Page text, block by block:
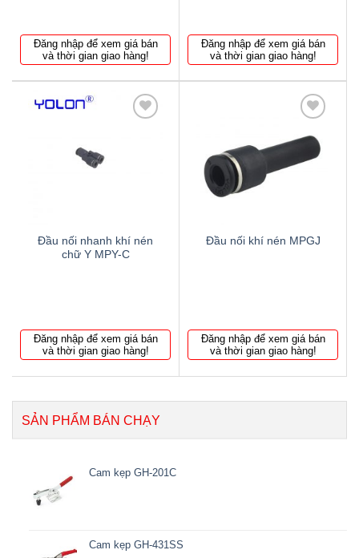
Đăng nhập để xem giá bán
và thời gian giao hàng!
Đăng nhập để xem giá bán
và thời gian giao hàng!
Đầu nối nhanh khí nén
chữ Y MPY-C
Đăng nhập để xem giá bán
và thời gian giao hàng!
Thêm
wishlist
Đầu nối khí nén MPGJ
Đăng nhập để xem giá bán
và thời gian giao hàng!
SẢN PHẨM BÁN CHẠY
Cam kẹp GH-201C
Cam kẹp GH-431SS